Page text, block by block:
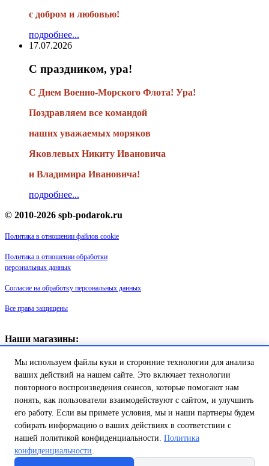
с добром и любовью!
подробнее...
17.07.2026
С праздником, ура!
С Днем Военно-Морского Флота! Ура!
Поздравляем все командой
наших уважаемых моряков
Яковлевых Никиту Ивановича
и Владимира Ивановича!
подробнее...
© 2010-2026 spb-podarok.ru
Политика в отношении файлов cookie
Политика в отношении обработки
персональных данных
Согласие на обработку персональных данных
Все права защищены
Наши магазины:
ДК им. Крупской, 1 этаж зал «Синий»
Магазин «Сувенир Кронштадта» - г. Кронштадт, ул. Петровская дом
16/2
Товар успешно добавлен в
корзину!
Мы используем файлы куки и сторонние технологии для анализа
ваших действий на нашем сайте. Это включает технологии
повторного воспроизведения сеансов, которые помогают нам
понять, как пользователи взаимодействуют с сайтом, и улучшить
его работу. Если вы примете условия, мы и наши партнеры будем
собирать информацию о ваших действиях в соответствии с
нашей политикой конфиденциальности. Политика
конфиденциальности.